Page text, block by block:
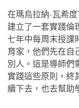
在瑪烏拉納-瓦希
建立了一套實踐倫
七年中每周末授課
育家，他們先在自
別人。這是導師們
實踐這些原則，終
續下去，也去幫助